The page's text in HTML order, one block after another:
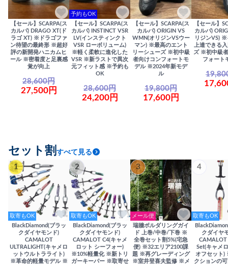
【セール】SCARPA(ス
カルパ) DRAGO XT(ド
ラゴ XT) ※ドラゴファ
ン待望の最終形 ※超好
評の新開発ハニカムヒ
ール ※密着度と足裏感
覚が向上
28,600円
27,500円
予約もOK
【セール】SCARPA(ス
カルパ) INSTINCT VSR
LV(インスティンクト
VSR ローボリューム)
※軽く柔軟に進化した
VSR ※新ラストで異次
元フィット感 ※予約も
OK
28,600円
24,200円
【セール】SCARPA(ス
カルパ) ORIGIN VS
WMN(オリジンVSウー
マン) ※最高のエント
リーシューズ ※初中級
者向けコンフォートモ
デル ※2024年新モデ
ル
19,800円
17,600円
【セール】
カルパ)
リジンVS) ※
上達できる
ズ ※初中級
フォート
セット割 すべて見る
1
取寄もOK
BlackDiamond(ブラッ
クダイヤモンド)
CAMALOT
ULTRALIGHT(キャメロ
ットウルトラライト)
※革命的軽量モデル ※
2
取寄もOK
BlackDiamond(ブラッ
クダイヤモンド)
CAMALOT C4(キャメ
ロット シーフォー)
※10%軽量化 ※新トリ
ガーキーパー ※取寄せ
3
メール便
瑞牆ボルダリングガイ
ド 上巻/中巻/下巻 ※
全巻セット割5%(宅急
便) ※32エリア2100課
題 ※再グレーディング
※室井登喜夫監修 ※メ
4
取寄もOK
クダイヤ
Set(キャメ
オフセット)
クションの